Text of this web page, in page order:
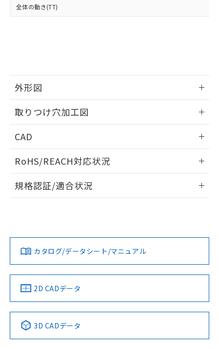
全体の動き(TT)
外形図
取りつけ穴加工図
CAD
ドすることができます。
ログイン/会員登録
ダウンロードデータをご利用いただく前に、以下を必ずお読
みください。
ソフトウェアの使用条件
RoHS/REACH対応状況
EU RoHS 注意事項・凡例
対応済み
中国 RoHS 注意事項・凡例
Pb Hg Cd Cr(VI)
規格認証/適合状況
カタログ/データシート/マニュアル
2D CADデータ
3D CADデータ
荷製品に未対応品が混在することから備考